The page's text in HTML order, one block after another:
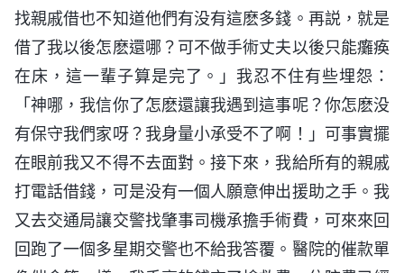
找親戚借也不知道他們有没有這麽多錢。再説，就是
借了我以後怎麽還哪？可不做手術丈夫以後只能癱痪
在床，這一輩子算是完了。」我忍不住有些埋怨：
「神哪，我信你了怎麽還讓我遇到這事呢？你怎麽没
有保守我們家呀？我身量小承受不了啊！」可事實擺
在眼前我又不得不去面對。接下來，我給所有的親戚
打電話借錢，可是没有一個人願意伸出援助之手。我
又去交通局讓交警找肇事司機承擔手術費，可來來回
回跑了一個多星期交警也不給我答覆。醫院的催款單